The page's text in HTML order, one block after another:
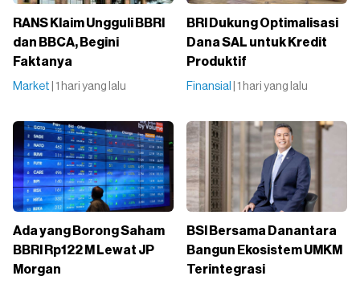
RANS Klaim Ungguli BBRI
dan BBCA, Begini
Faktanya
Market | 1 hari yang lalu
BRI Dukung Optimalisasi
Dana SAL untuk Kredit
Produktif
Finansial | 1 hari yang lalu
Ada yang Borong Saham
BBRI Rp122 M Lewat JP
Morgan
BSI Bersama Danantara
Bangun Ekosistem UMKM
Terintegrasi